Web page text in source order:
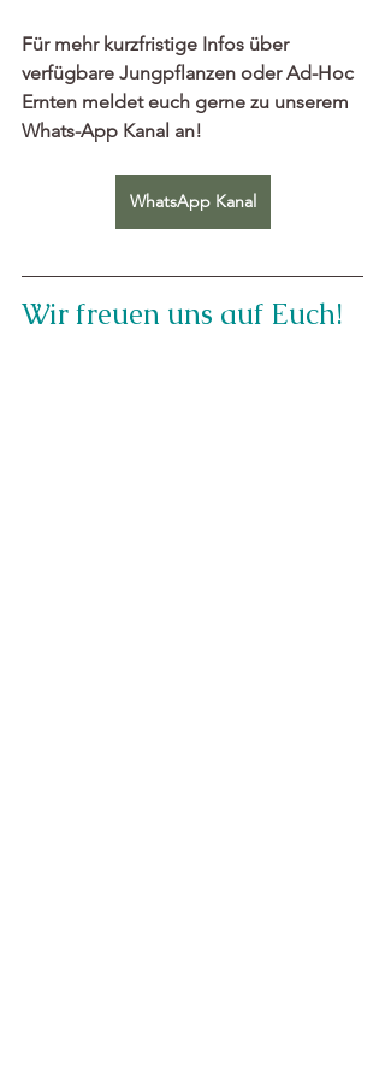
Für mehr kurzfristige Infos über
verfügbare Jungpflanzen oder Ad-Hoc
Ernten meldet euch gerne zu unserem
Whats-App Kanal an!
WhatsApp Kanal
Wir freuen uns auf Euch!